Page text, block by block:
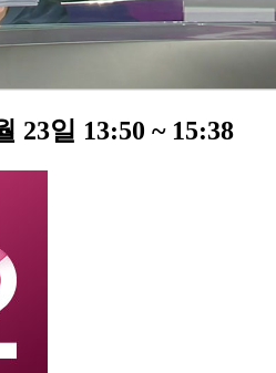
23일 13:50 ~ 15:38